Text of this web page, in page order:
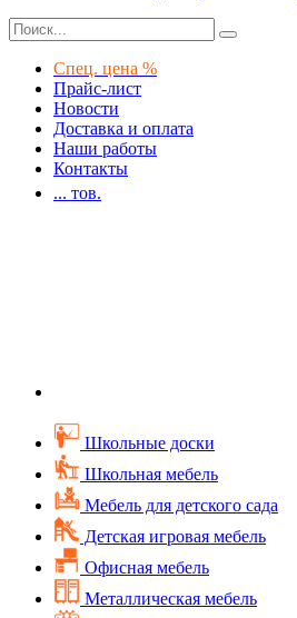
Спец. цена %
Прайс-лист
Новости
Доставка и оплата
Наши работы
Контакты
... тов.
Школьные доски
Школьная мебель
Мебель для детского сада
Детская игровая мебель
Офисная мебель
Металлическая мебель